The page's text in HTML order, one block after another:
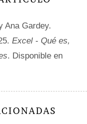
Ana Gardey.
Excel - Qué es,
. Disponible en